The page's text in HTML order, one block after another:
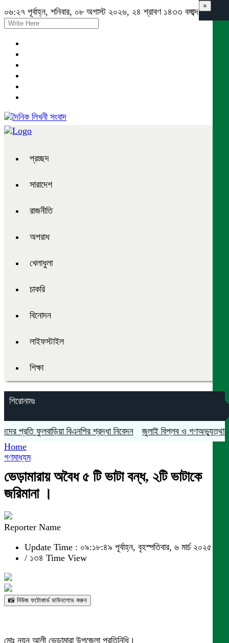
০৬:২৭ পূর্বাহ্ন, শনিবার, ০৮ অগাস্ট ২০২৬, ২৪ শ্রাবণ ১৪৩৩ বঙ্গাব্দ
প্রচ্ছদ
সারাদেশ
রাজনীতি
অপরাধ
খেলাধুলা
চাকরি
বিনোদন
লাইফস্টাইল
শিক্ষা
শিরোনামঃ
ফুলবাড়িয়া বিএনপির শ্রদ্ধা নিবেদন জুলাই বিপ্লব ও গণঅভ্যুত্থান দিবস
×
Home
গণমাধ্যম
ভেড়ামারায় অবৈধ ৫ টি ভাটা বন্ধ, ২টি ভাটাকে
জরিমানা ।
Reporter Name
Update Time : ০৯:১৮:৪৯ পূর্বাহ্ন, বৃহস্পতিবার, ৬ মার্চ ২০২৫
/ ১৩৪ Time View
📸 নিউজ ফটোকার্ড ডাউনলোড করুন
মোঃ নয়ন আলী ভেড়ামারা উপজেলা প্রতিনিধি।